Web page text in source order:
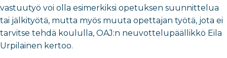
vastuutyö voi olla esimerkiksi opetuksen suunnittelua
tai jälkityötä, mutta myös muuta opettajan työtä, jota ei
tarvitse tehdä koululla, OAJ:n neuvottelupäällikkö Eila
Urpilainen kertoo.